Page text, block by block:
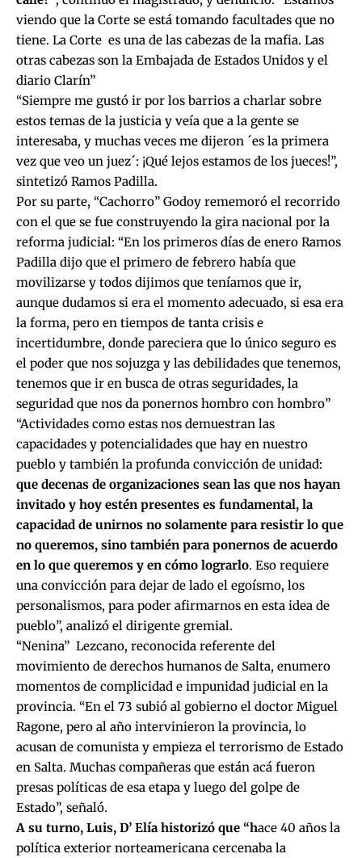
viendo que la Corte se está tomando facultades que no
tiene. La Corte es una de las cabezas de la mafia. Las
otras cabezas son la Embajada de Estados Unidos y el
diario Clarín”
“Siempre me gustó ir por los barrios a charlar sobre
estos temas de la justicia y veía que a la gente se
interesaba, y muchas veces me dijeron ´es la primera
vez que veo un juez´: ¡Qué lejos estamos de los jueces!”,
sintetizó Ramos Padilla.
Por su parte, “Cachorro” Godoy rememoró el recorrido
con el que se fue construyendo la gira nacional por la
reforma judicial: “En los primeros días de enero Ramos
Padilla dijo que el primero de febrero había que
movilizarse y todos dijimos que teníamos que ir,
aunque dudamos si era el momento adecuado, si esa era
la forma, pero en tiempos de tanta crisis e
incertidumbre, donde pareciera que lo único seguro es
el poder que nos sojuzga y las debilidades que tenemos,
tenemos que ir en busca de otras seguridades, la
seguridad que nos da ponernos hombro con hombro”
“Actividades como estas nos demuestran las
capacidades y potencialidades que hay en nuestro
pueblo y también la profunda convicción de unidad:
que decenas de organizaciones sean las que nos hayan
invitado y hoy estén presentes es fundamental, la
capacidad de unirnos no solamente para resistir lo que
no queremos, sino también para ponernos de acuerdo
en lo que queremos y en cómo lograrlo. Eso requiere
una convicción para dejar de lado el egoísmo, los
personalismos, para poder afirmarnos en esta idea de
pueblo”, analizó el dirigente gremial.
“Nenina” Lezcano, reconocida referente del
movimiento de derechos humanos de Salta, enumero
momentos de complicidad e impunidad judicial en la
provincia. “En el 73 subió al gobierno el doctor Miguel
Ragone, pero al año intervinieron la provincia, lo
acusan de comunista y empieza el terrorismo de Estado
en Salta. Muchas compañeras que están acá fueron
presas políticas de esa etapa y luego del golpe de
Estado”, señaló.
A su turno, Luis, D’ Elía historizó que “hace 40 años la
política exterior norteamericana cercenaba la